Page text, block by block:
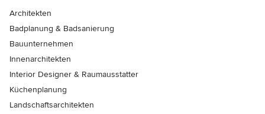
Architekten
Badplanung & Badsanierung
Bauunternehmen
Innenarchitekten
Interior Designer & Raumausstatter
Küchenplanung
Landschaftsarchitekten